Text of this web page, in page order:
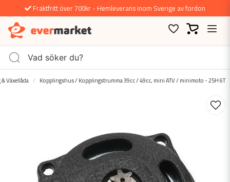
Fraktfritt över 700kr - Hemleverans inom Sverige av fordon
Växellåda Kopplingshus / Kopplingstrumma 39cc / 49cc, mini ATV / minimoto - 25H 6T